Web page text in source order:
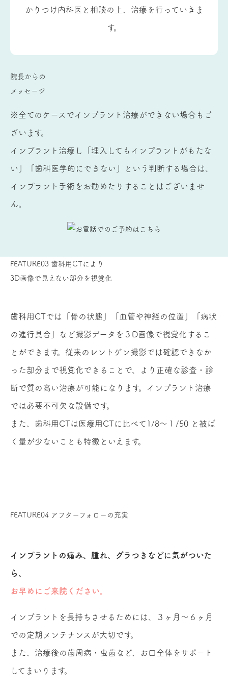
かりつけ内科医と相談の上、治療を行っていきま
す。
院長からの
メッセージ
※全てのケースでインプラント治療ができない場合もご
ざいます。
インプラント治療し「埋入してもインプラントがもたな
い」「歯科医学的にできない」という判断する場合は、
インプラント手術をお勧めたりすることはございませ
ん。
FEATURE03 歯科用CTにより
3D画像で見えない部分を視覚化
歯科用CTでは「骨の状態」「血管や神経の位置」「病状
の進行具合」など撮影データを３D画像で視覚化するこ
とができます。従来のレントゲン撮影では確認できなか
った部分まで視覚化できることで、より正確な診査・診
断で質の高い治療が可能になります。インプラント治療
では必要不可欠な設備です。
また、歯科用CTは医療用CTに比べて1/8～１/50 と被ば
く量が少ないことも特徴といえます。
FEATURE04 アフターフォローの充実
インプラントの痛み、腫れ、グラつきなどに気がついた
ら、
お早めにご来院ください。
インプラントを長持ちさせるためには、３ヶ月〜６ヶ月
での定期メンテナンスが大切です。
また、治療後の歯周病・虫歯など、お口全体をサポート
してまいります。